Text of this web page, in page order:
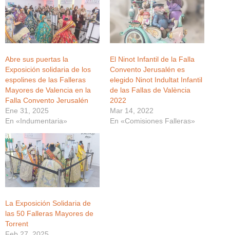
Abre sus puertas la
Exposición solidaria de los
espolines de las Falleras
Mayores de Valencia en la
Falla Convento Jerusalén
Ene 31, 2025
En «Indumentaria»
El Ninot Infantil de la Falla
Convento Jerusalén es
elegido Ninot Indultat Infantil
de las Fallas de València
2022
Mar 14, 2022
En «Comisiones Falleras»
La Exposición Solidaria de
las 50 Falleras Mayores de
Torrent